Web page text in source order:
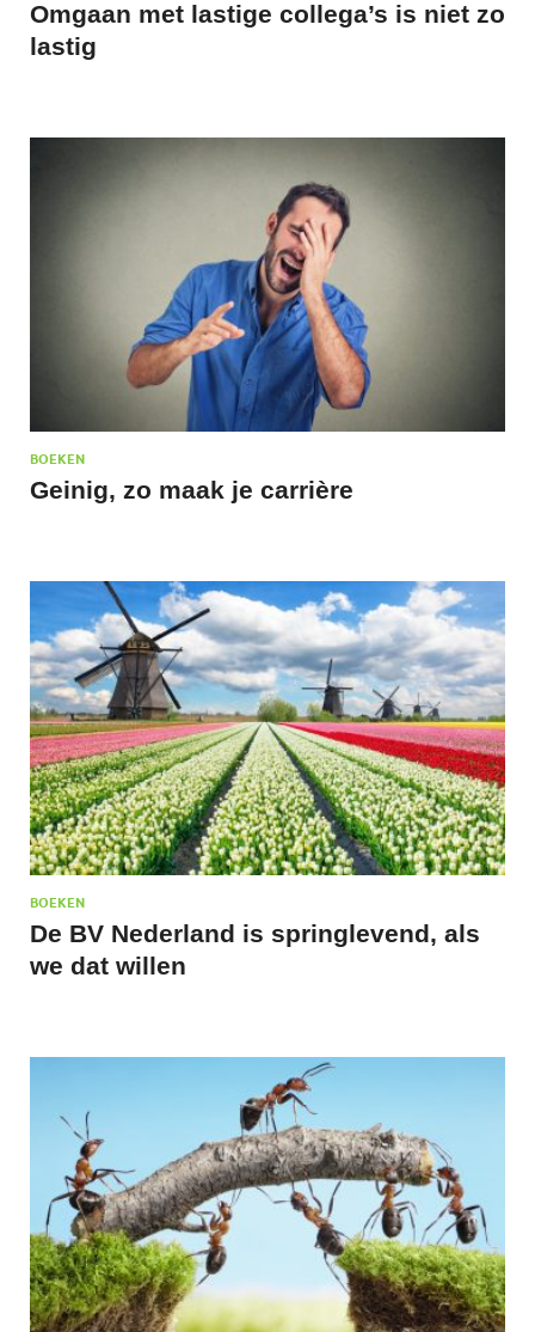
Omgaan met lastige collega’s is niet zo
lastig
BOEKEN
Geinig, zo maak je carrière
BOEKEN
De BV Nederland is springlevend, als
we dat willen